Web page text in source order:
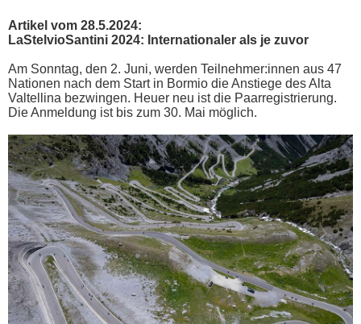
Artikel vom 28.5.2024:
LaStelvioSantini 2024: Internationaler als je zuvor
Am Sonntag, den 2. Juni, werden Teilnehmer:innen aus 47
Nationen nach dem Start in Bormio die Anstiege des Alta
Valtellina bezwingen. Heuer neu ist die Paarregistrierung.
Die Anmeldung ist bis zum 30. Mai möglich.